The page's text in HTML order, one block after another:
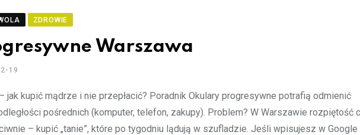
ZDROWIE
Warszawa
19
jak kupić mądrze i nie przepłacić? Poradnik Okulary progresywne potrafią odmienić
pośrednich (komputer, telefon, zakupy). Problem? W Warszawie rozpiętość
– kupić „tanie”, które po tygodniu lądują w szufladzie. Jeśli wpisujesz w